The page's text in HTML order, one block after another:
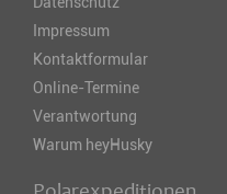
Impressum
Kontaktformular
Online-Termine
Verantwortung
Warum heyHusky